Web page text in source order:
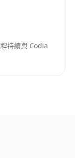
持續與 Codia